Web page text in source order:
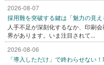
2026-08-07
採用難を突破する鍵は「魅力の見
人手不足が深刻化するなか、印刷
界があります。いま注目されて...
2026-08-06
「導入しただけ」で終わらせない